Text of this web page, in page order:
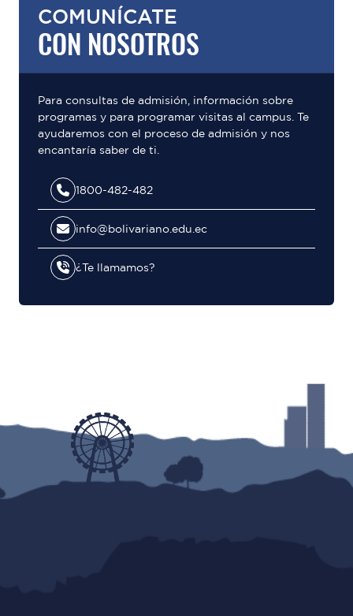
COMUNÍCATE
CON NOSOTROS
Para consultas de admisión, información sobre
programas y para programar visitas al campus. Te
ayudaremos con el proceso de admisión y nos
encantaría saber de ti.
1800-482-482
info@bolivariano.edu.ec
¿Te llamamos?